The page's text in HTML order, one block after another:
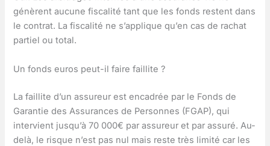
génèrent aucune fiscalité tant que les fonds restent dans
le contrat. La fiscalité ne s’applique qu’en cas de rachat
partiel ou total.
Un fonds euros peut-il faire faillite ?
La faillite d’un assureur est encadrée par le Fonds de
Garantie des Assurances de Personnes (FGAP), qui
intervient jusqu’à 70 000€ par assureur et par assuré. Au-
delà, le risque n’est pas nul mais reste très limité car les